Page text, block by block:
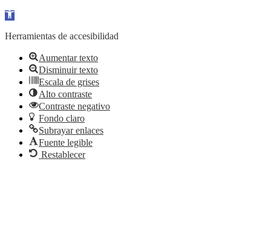
Abrir barra de herramientas
Herramientas de accesibilidad
Aumentar texto
Disminuir texto
Escala de grises
Alto contraste
Contraste negativo
Fondo claro
Subrayar enlaces
Fuente legible
Restablecer